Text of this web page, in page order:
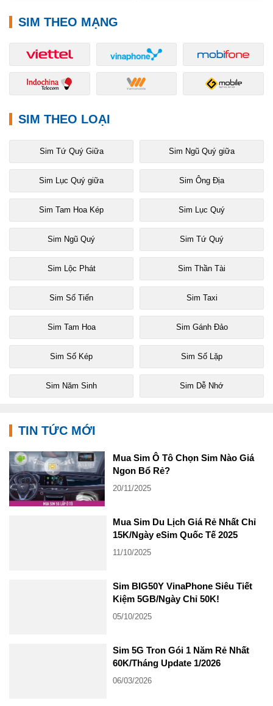
SIM THEO MẠNG
SIM THEO LOẠI
Sim Tứ Quý Giữa Sim Ngũ Quý giữa
Sim Lục Quý giữa Sim Ông Địa
Sim Tam Hoa Kép Sim Lục Quý
Sim Ngũ Quý Sim Tứ Quý
Sim Lộc Phát Sim Thần Tài
Sim Số Tiến Sim Taxi
Sim Tam Hoa Sim Gánh Đảo
Sim Số Kép Sim Số Lặp
Sim Năm Sinh Sim Dễ Nhớ
TIN TỨC MỚI
Mua Sim Ô Tô Chọn Sim Nào Giá
Ngon Bổ Rẻ?
20/11/2025
Mua Sim Du Lịch Giá Rẻ Nhất Chỉ
15K/Ngày eSim Quốc Tế 2025
11/10/2025
Sim BIG50Y VinaPhone Siêu Tiết
Kiệm 5GB/Ngày Chỉ 50K!
05/10/2025
Sim 5G Tron Gói 1 Năm Rẻ Nhất
60K/Tháng Update 1/2026
06/03/2026